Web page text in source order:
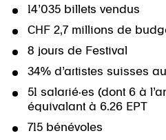
14’035 billets vendus
CHF 2,7 millions de
8 jours de Festival
34% d’artistes suisses
51 salarié·es (dont 6 à
équivalant à 6.26 EPT
715 bénévoles